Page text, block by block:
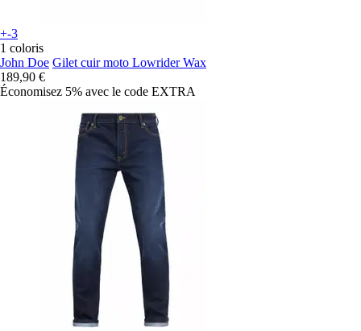
+-3
1 coloris
John Doe Gilet cuir moto Lowrider Wax
189,90 €
Économisez 5% avec le code EXTRA